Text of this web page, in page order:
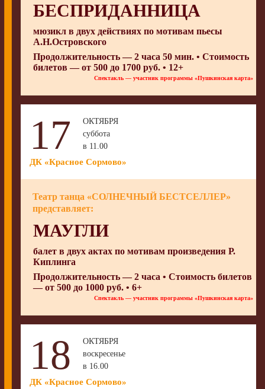
БЕСПРИДАННИЦА
мюзикл в двух действиях по мотивам пьесы
А.Н.Островского
Продолжительность — 2 часа 50 мин. • Стоимость
билетов — от 500 до 1700 руб. • 12+
Спектакль — участник программы «Пушкинская карта»
17
ОКТЯБРЯ
суббота
в 11.00
ДК «Красное Сормово»
Театр танца «СОЛНЕЧНЫЙ БЕСТСЕЛЛЕР»
представляет:
МАУГЛИ
балет в двух актах по мотивам произведения Р.
Киплинга
Продолжительность — 2 часа • Стоимость билетов
— от 500 до 1000 руб. • 6+
Спектакль — участник программы «Пушкинская карта»
18
ОКТЯБРЯ
воскресенье
в 16.00
ДК «Красное Сормово»